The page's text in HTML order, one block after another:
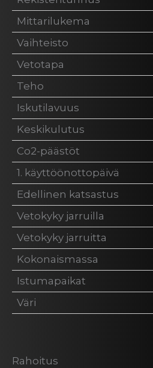
Mittarilukema
Vaihteisto
Vetotapa
Teho
Iskutilavuus
Keskikulutus
Co2-päästöt
1. käyttöönottopäivä
Edellinen katsastus
Vetokyky jarruilla
Vetokyky jarruitta
Kokonaismassa
Istumapaikat
Väri
Rahoitus